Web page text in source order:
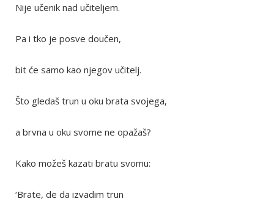
Nije učenik nad učiteljem.
Pa i tko je posve doučen,
bit će samo kao njegov učitelj.
Što gledaš trun u oku brata svojega,
a brvna u oku svome ne opažaš?
Kako možeš kazati bratu svomu:
‘Brate, de da izvadim trun